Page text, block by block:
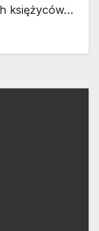
księżyców…